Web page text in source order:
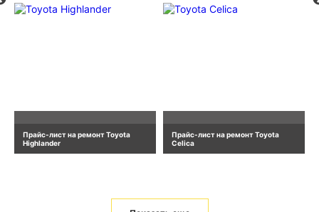
Прайс-лист на ремонт Toyota
Highlander
Прайс-лист на ремонт Toyota
Celica